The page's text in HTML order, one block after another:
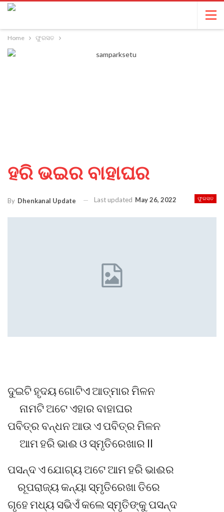
Home ଫୁରସତ
ହରି ଭଇର ବାହାଘର
ଫୁରସତ
By Dhenkanal Update Last updated May 26, 2022
ଦୁଇଟି ହୃଦୟ ଗୋଟିଏ ଆତ୍ମାର ମିଳନ
ନାମଟି ଅଟେ ଏହାର ବାହାଘର
ପବିତ୍ର ବନ୍ଧନ ଆଉ ଏ ପବିତ୍ର ମିଳନ
ଆମ ହରି ଭାଈ ଓ ସ୍ମୃତିରେଖାର ll
ପସନ୍ଦ ଏ ଯୋଗ୍ୟ ଅଟେ ଆମ ହରି ଭାଈର
ରୂପରାଜ୍ୟ କନ୍ୟା ସ୍ମୃତିରେଖା ତିରେ
ଗୃହେ ମଧ୍ୟ ସଭିଏଁ କଲେ ସ୍ମୃତିଙ୍କୁ ପସନ୍ଦ